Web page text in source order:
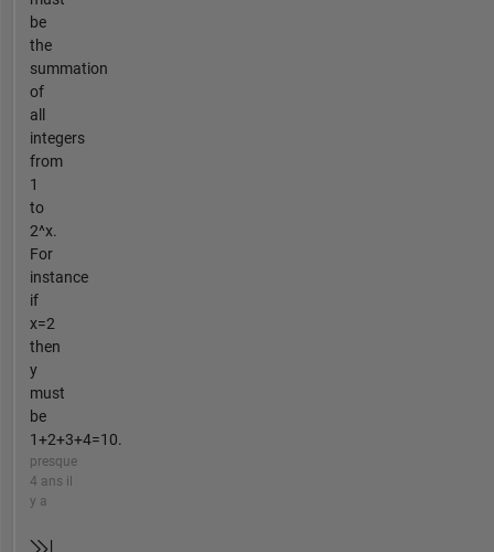
be
the
summation
of
all
integers
from
1
to
2^x.
For
instance
if
x=2
then
y
must
be
1+2+3+4=10.
presque
4 ans il
y a